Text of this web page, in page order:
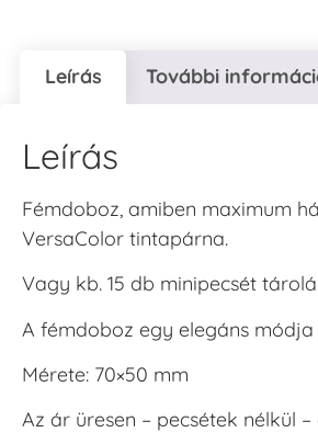
Leírás További
Leírás
Fémdoboz, amiben maximum
VersaColor tintapárna.
Vagy kb. 15 db minipecsét
A fémdoboz egy elegáns
Mérete: 70×50 mm
Az ár üresen – pecsétek nélkül